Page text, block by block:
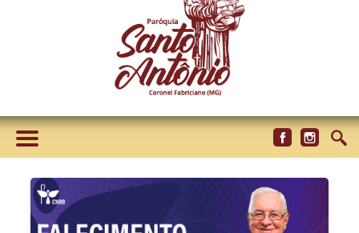
XINGU-ALTAMIRA (PA), O
ARCEBISPO EMÉRITO DE
MARIANA (MG), DOM
GERALDO LYRIO ROCHA